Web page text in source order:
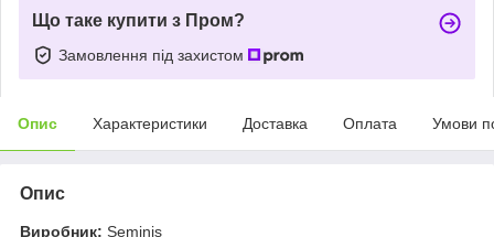
Що таке купити з Пром?
Замовлення під захистом
Опис Характеристики Доставка Оплата Умови
Опис
Виробник: Seminis